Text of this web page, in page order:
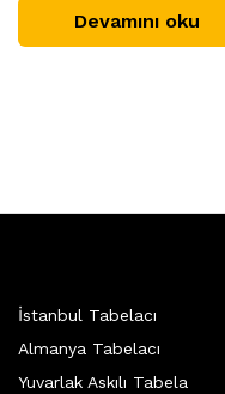
Devamını oku
İstanbul Tabelacı
Almanya Tabelacı
Yuvarlak Askılı Tabela